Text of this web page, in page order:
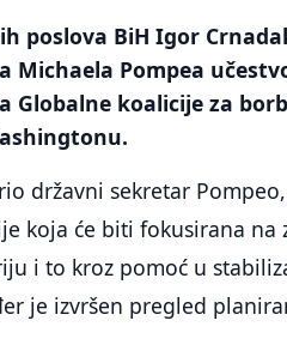
poslova BiH Igor
Michaela Pompea
Globalne koalicije za
državni sekretar
koja će biti fokusirana
i to kroz pomoć u
je izvršen pregled